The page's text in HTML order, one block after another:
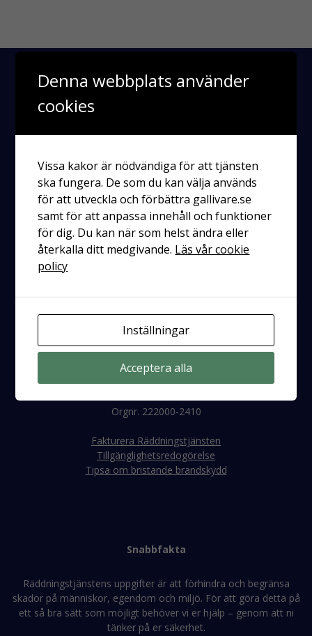
Räddningstjänsten
Enköping-Håbo
Kontakt
Västra ringgatan 6
745 31 Enköping
E-post:raddningstjanst@rtjeh.se
Telefon:
0171-47 56 00
Orgnr. 222000-2410
Fakturera Räddningstjänsten
Tillgänglighetsredogörelse
Tipsa om bristande brandskydd
Snabbfakta
Räddningstjänstens uppgifter är att förhindra och begränsa
skador på människor, egendom och miljö. För att göra detta på
ett så bra sätt som möjligt behöver vi er hjälp – genom att ni
tänker på er säkerhet.
Denna webbplats använder
cookies
Vissa kakor är nödvändiga för att tjänsten
ska fungera. De som du kan välja används
för att utveckla och förbättra gallivare.se
samt för att anpassa innehåll och funktioner
för dig. Du kan när som helst ändra eller
återkalla ditt medgivande. Läs vår cookie
policy
Inställningar
Acceptera alla